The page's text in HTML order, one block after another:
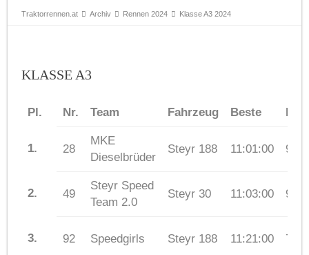
Traktorrennen.at Archiv Rennen 2024 Klasse A3 2024
KLASSE A3
Pl. Nr. Team Fahrzeug Beste
1. 28
MKE
Dieselbrüder
Steyr 188 11:01:00 97
2. 49
Steyr Speed
Team 2.0
Steyr 30 11:03:00 94
3. 92 Speedgirls Steyr 188 11:21:00 73